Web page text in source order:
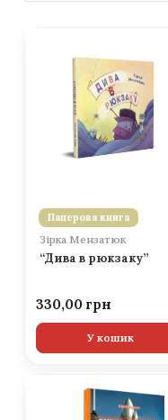
Паперова книга
Зірка Мензатюк
“Дива в рюкзаку”
330,00
У кошик